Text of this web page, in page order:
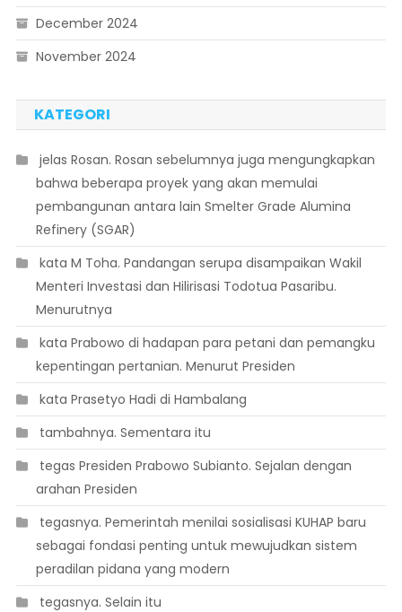
December 2024
November 2024
KATEGORI
 jelas Rosan. Rosan sebelumnya juga mengungkapkan
bahwa beberapa proyek yang akan memulai
pembangunan antara lain Smelter Grade Alumina
Refinery (SGAR)
 kata M Toha. Pandangan serupa disampaikan Wakil
Menteri Investasi dan Hilirisasi Todotua Pasaribu.
Menurutnya
 kata Prabowo di hadapan para petani dan pemangku
kepentingan pertanian. Menurut Presiden
 kata Prasetyo Hadi di Hambalang
 tambahnya. Sementara itu
 tegas Presiden Prabowo Subianto. Sejalan dengan
arahan Presiden
 tegasnya. Pemerintah menilai sosialisasi KUHAP baru
sebagai fondasi penting untuk mewujudkan sistem
peradilan pidana yang modern
 tegasnya. Selain itu